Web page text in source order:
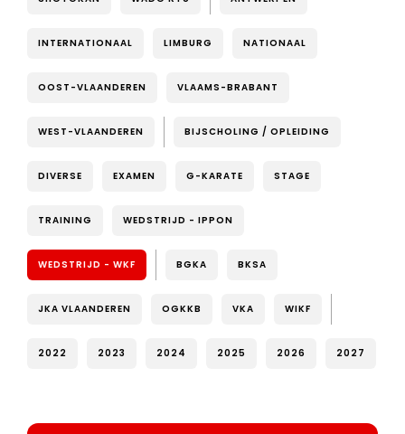
INTERNATIONAAL LIMBURG NATIONAAL
OOST-VLAANDEREN VLAAMS-BRABANT
WEST-VLAANDEREN BIJSCHOLING / OPLEIDING
DIVERSE EXAMEN G-KARATE STAGE
TRAINING WEDSTRIJD - IPPON
WEDSTRIJD - WKF BGKA BKSA
JKA VLAANDEREN OGKKB VKA WIKF
2022 2023 2024 2025 2026 2027